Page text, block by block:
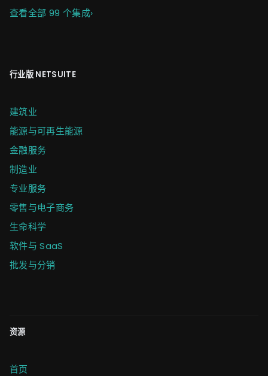
查看全部 99 个集成›
行业版 NETSUITE
建筑业
能源与可再生能源
金融服务
制造业
专业服务
零售与电子商务
生命科学
软件与 SaaS
批发与分销
资源
首页